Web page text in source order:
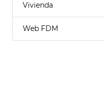
Vivienda
Web FDM